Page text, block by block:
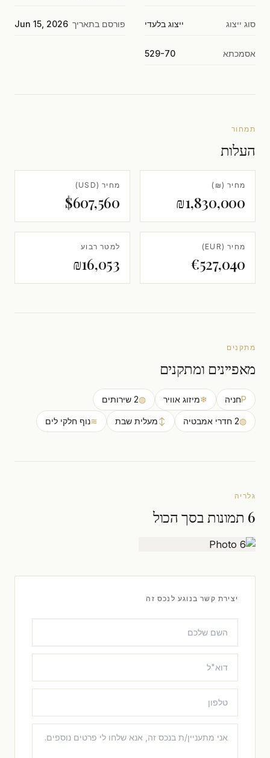
סוג ייצוג ייצוג בלעדי פורסם בתאריך Jun 15, 2026
אסמכתא 529-70
תמחור
העלות
מחיר (₪)
₪1,830,000
מחיר (USD)
$607,560
מחיר (EUR)
€527,040
למטר רבוע
₪16,053
מתקנים
מאפיינים ומתקנים
Pחניה ❄מיזוג אוויר ◍2 שירותים
◍2 חדרי אמבטיה ↕מעלית שבת ≋נוף חלקי לים
גלריה
6 תמונות בסך הכול
יצירת קשר בנוגע לנכס זה